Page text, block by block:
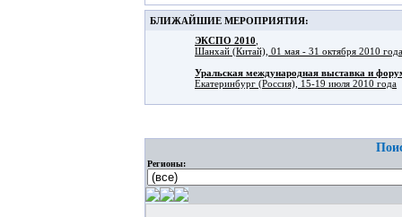
БЛИЖАЙШИЕ МЕРОПРИЯТИЯ:
ЭКСПО 2010
Шанхай (Китай), 01 мая - 31 октября 2010 года
Уральская международная выставка и
Екатеринбург (Россия), 15-19 июля 2010 года
Регионы: